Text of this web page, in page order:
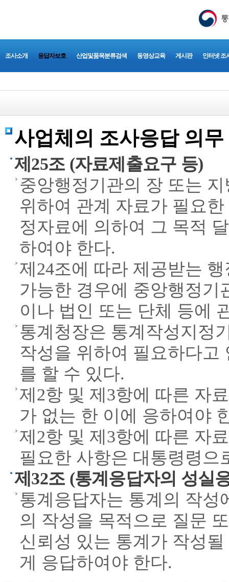
조사소개 응답자보호 산업및품목분류검색 동영상교육 게시판 인터넷 조
사업체의 조사응답 의무
제25조 (자료제출요구 등)
중앙행정기관의 장 또는
위하여 관계 자료가 필요
정자료에 의하여 그 목적
하여야 한다.
제24조에 따라 제공받는
가능한 경우에 중앙행정기
이나 법인 또는 단체 등에
통계청장은 통계작성지정
작성을 위하여 필요하다고
를 할 수 있다.
제2항 및 제3항에 따른 자
가 없는 한 이에 응하여야
제2항 및 제3항에 따른 자
필요한 사항은 대통령령으
제32조 (통계응답자의 성실
통계응답자는 통계의 작성
의 작성을 목적으로 질문
신뢰성 있는 통계가 작성
게 응답하여야 한다.